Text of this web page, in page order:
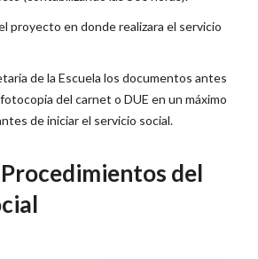
proyecto en donde realizara el servicio
de la Escuela los documentos antes
del carnet o DUE en un máximo
de iniciar el servicio social.
del